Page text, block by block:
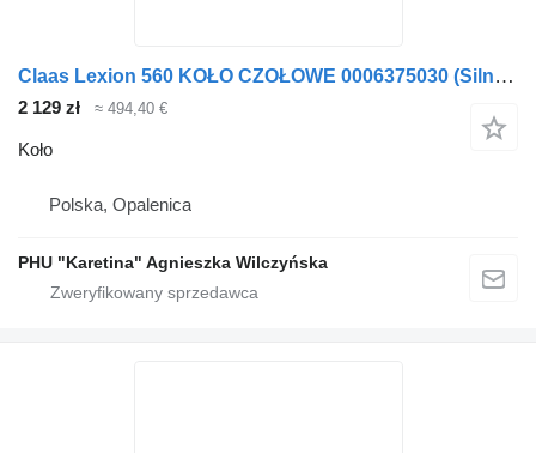
Claas Lexion 560 KOŁO CZOŁOWE 0006375030 (Silnik 3126b; przekładnia r do Claas
2 129 zł ≈ 494,40 €
Koło
Polska, Opalenica
PHU "Karetina" Agnieszka Wilczyńska